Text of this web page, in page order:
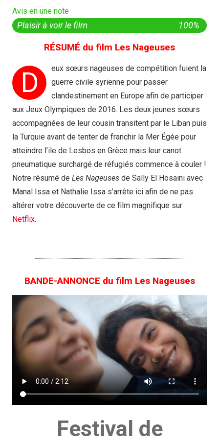
Avis en une note
Plaisir à voir le film 100%
RÉSUMÉ du film Les Nageuses
D
eux sœurs nageuses de compétition fuient la
guerre civile syrienne pour passer
clandestinement en Europe afin de participer
aux Jeux Olympiques de 2016. Les deux jeunes sœurs
accompagnées de leur cousin transitent par le Liban puis
la Turquie avant de tenter de franchir la Mer Égée pour
atteindre l’ile de Lesbos en Grèce mais leur canot
pneumatique surchargé de réfugiés commence à couler !
Notre résumé de Les Nageuses de Sally El Hosaini avec
Manal Issa et Nathalie Issa s’arrête ici afin de ne pas
altérer votre découverte de ce film magnifique sur
Netflix.
BANDE-ANNONCE du film Les Nageuses
Festival de